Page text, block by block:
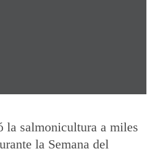
la salmonicultura a miles
la Semana del